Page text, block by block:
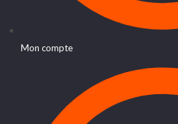
Mon compte